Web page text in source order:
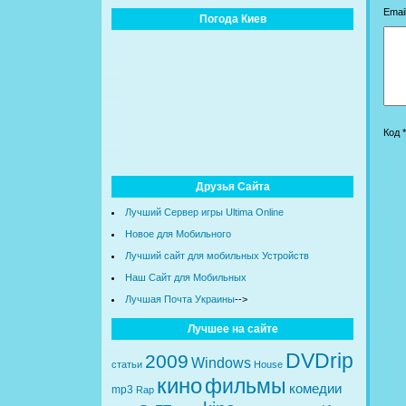
Погода Киев
Друзья Сайта
Лучший Сервер игры Ultima Online
Новое для Мобильного
Лучший сайт для мобильных Устройств
Наш Сайт для Мобильных
Лучшая Почта Украины-->
Лучшее на сайте
статьи 2009 Windows House DVDrip
mp3 Rap кинофильмы комедии
Код